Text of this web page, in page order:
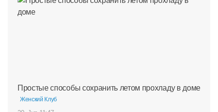
Простые способы сохранить летом прохладу в доме
Женский Клуб